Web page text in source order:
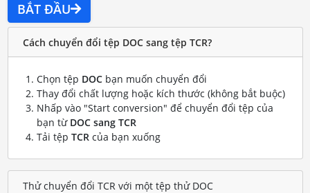
BẮT ĐẦU
Cách chuyển đổi tệp DOC sang tệp TCR?
Chọn tệp DOCbạn muốn chuyển đổi
Thay đổi chất lượng hoặc kích thước (không bắt buộc)
Nhấp vào "Start conversion" để chuyển đổi tệp của
bạn từ DOC sang TCR
Tải tệp TCRcủa bạn xuống
Thử chuyển đổi TCR với một tệp thử DOC